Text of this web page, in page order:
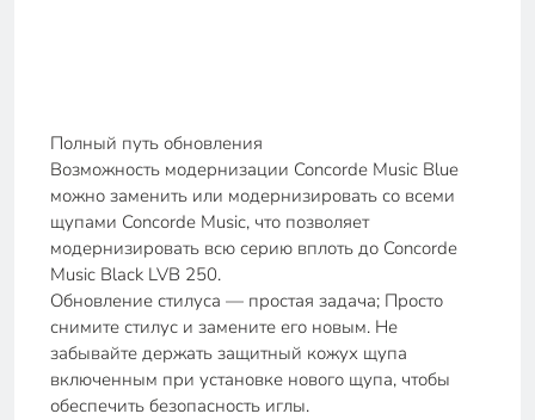
Полный путь обновления
Возможность модернизации Concorde Music Blue
можно заменить или модернизировать со всеми
щупами Concorde Music, что позволяет
модернизировать всю серию вплоть до Concorde
Music Black LVB 250.
Обновление стилуса — простая задача; Просто
снимите стилус и замените его новым. Не
забывайте держать защитный кожух щупа
включенным при установке нового щупа, чтобы
обеспечить безопасность иглы.